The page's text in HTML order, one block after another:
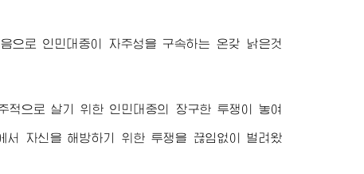
으로 인민대중이 자주성을 구속하는 온갖 낡은것
적으로 살기 위한 인민대중의 장구한 투쟁이 놓여
서 자신을 해방하기 위한 투쟁을 끊임없이 벌려왔